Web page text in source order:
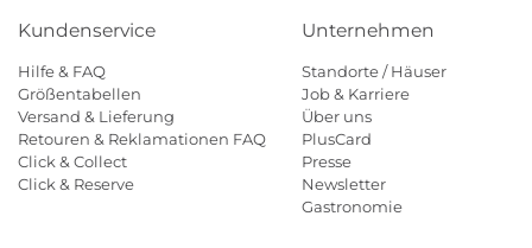
Kundenservice
Hilfe & FAQ
Größentabellen
Versand & Lieferung
Retouren & Reklamationen FAQ
Click & Collect
Click & Reserve
Unternehmen
Standorte / Häuser
Job & Karriere
Über uns
PlusCard
Presse
Newsletter
Gastronomie